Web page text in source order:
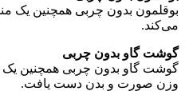
می‌کند.
گوشت گاو بدون چربی
گوشت گاو بدون چربی همچنین یک
وزن صورت و بدن دست یافت.